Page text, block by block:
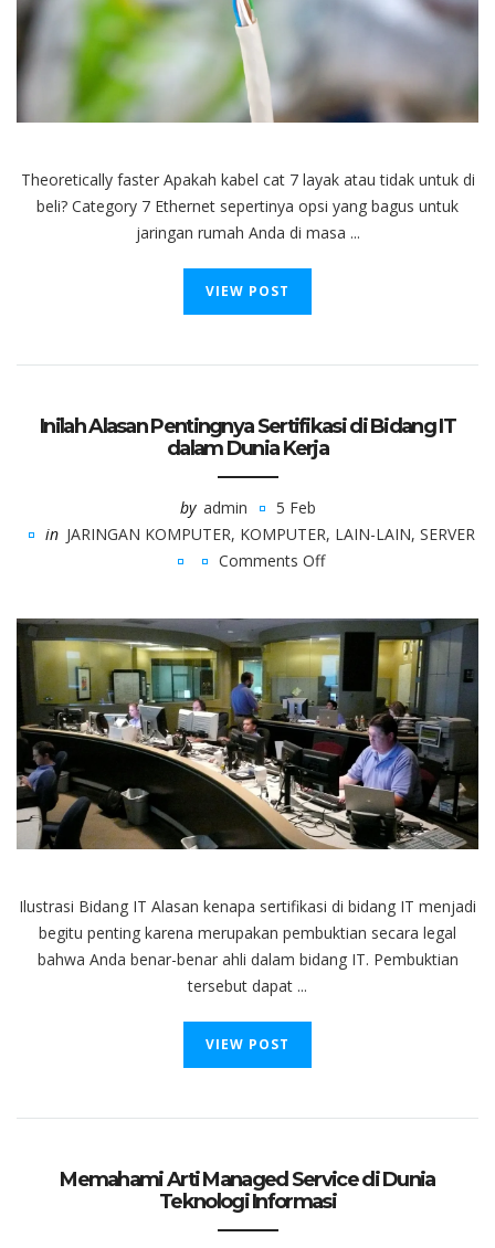
Tidak?
Theoretically faster Apakah kabel cat 7 layak atau tidak untuk di
beli? Category 7 Ethernet sepertinya opsi yang bagus untuk
jaringan rumah Anda di masa ...
VIEW POST
Inilah Alasan Pentingnya Sertifikasi di Bidang IT
dalam Dunia Kerja
by admin
5 Feb
in JARINGAN KOMPUTER, KOMPUTER, LAIN-LAIN, SERVER
Comments Off
Alasan
Pentingnya
Sertifikasi
di
Bidang
IT
dalam
Dunia
Kerja
Ilustrasi Bidang IT Alasan kenapa sertifikasi di bidang IT menjadi
begitu penting karena merupakan pembuktian secara legal
bahwa Anda benar-benar ahli dalam bidang IT. Pembuktian
tersebut dapat ...
VIEW POST
Memahami Arti Managed Service di Dunia
Teknologi Informasi